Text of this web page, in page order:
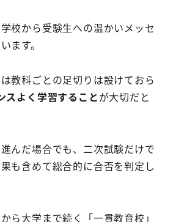
校から受験生への温かいメッセ
ます。
教科ごとの足切りは設けておら
スよく学習することが大切だと
んだ場合でも、二次試験だけで
も含めて総合的に合否を判定し
ら大学まで続く「一貫教育校」